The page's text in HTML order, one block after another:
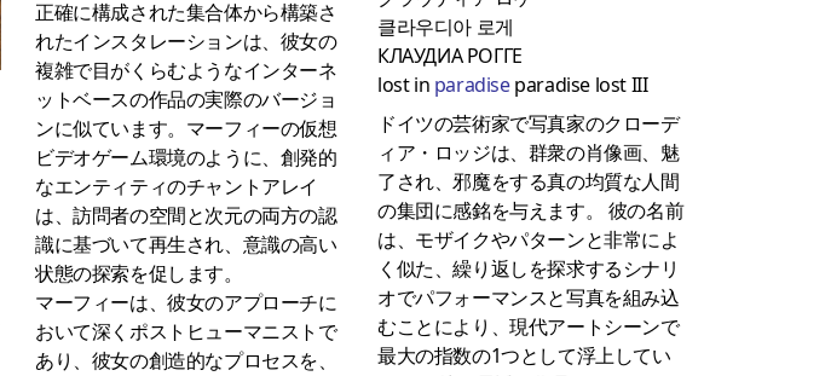
正確に構成された集合体から構築さ
れたインスタレーションは、彼女の
複雑で目がくらむようなインターネ
ットベースの作品の実際のバージョ
ンに似ています。マーフィーの仮想
ビデオゲーム環境のように、創発的
なエンティティのチャントアレイ
は、訪問者の空間と次元の両方の認
識に基づいて再生され、意識の高い
状態の探索を促します。
マーフィーは、彼女のアプローチに
おいて深くポストヒューマニストで
あり、彼女の創造的なプロセスを、
클라우디아 로게
КЛАУДИА РОГГЕ
lost in paradise paradise lost III
ドイツの芸術家で写真家のクローデ
ィア・ロッジは、群衆の肖像画、魅
了され、邪魔をする真の均質な人間
の集団に感銘を与えます。
彼の名前
は、モザイクやパターンと非常によ
く似た、繰り返しを探求するシナリ
オでパフォーマンスと写真を組み込
むことにより、現代アートシーンで
最大の指数の1つとして浮上してい